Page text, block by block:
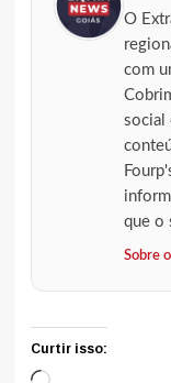
O
com
social
que o
Sobre
Curtir isso: